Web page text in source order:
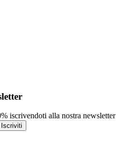
iscrivendoti alla nostra newsletter
Iscriviti